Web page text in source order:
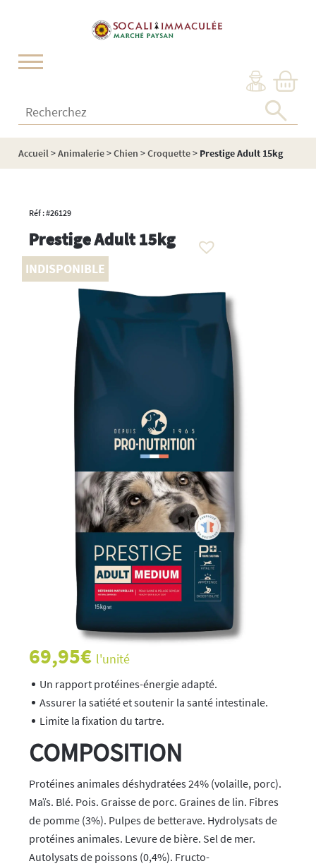
Recherchez :
Accueil>Animalerie>Chien >Croquette> Prestige Adult 15kg
Réf : #26129
Prestige Adult 15kg
INDISPONIBLE
69,95€ l'unité
Un rapport protéines-énergie adapté.
Assurer la satiété et soutenir la santé intestinale.
Limite la fixation du tartre.
COMPOSITION
Protéines animales déshydratées 24% (volaille, porc).
Maïs. Blé. Pois. Graisse de porc. Graines de lin. Fibres
de pomme (3%). Pulpes de betterave. Hydrolysats de
protéines animales. Levure de bière. Sel de mer.
Autolysats de poissons (0,4%). Fructo-